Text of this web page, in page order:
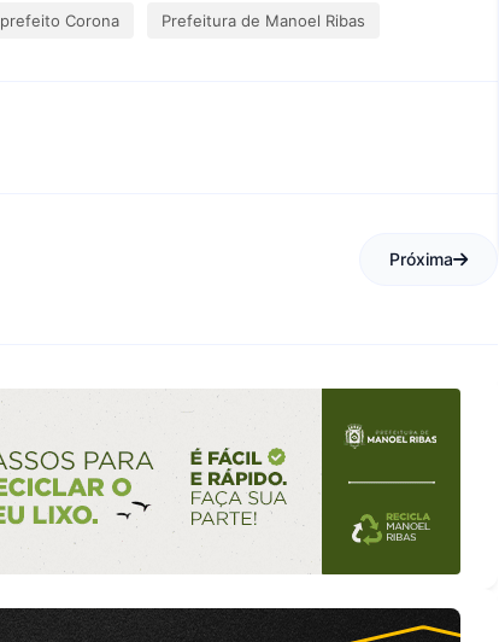
prefeito Corona Prefeitura de Manoel Ribas
Próxima